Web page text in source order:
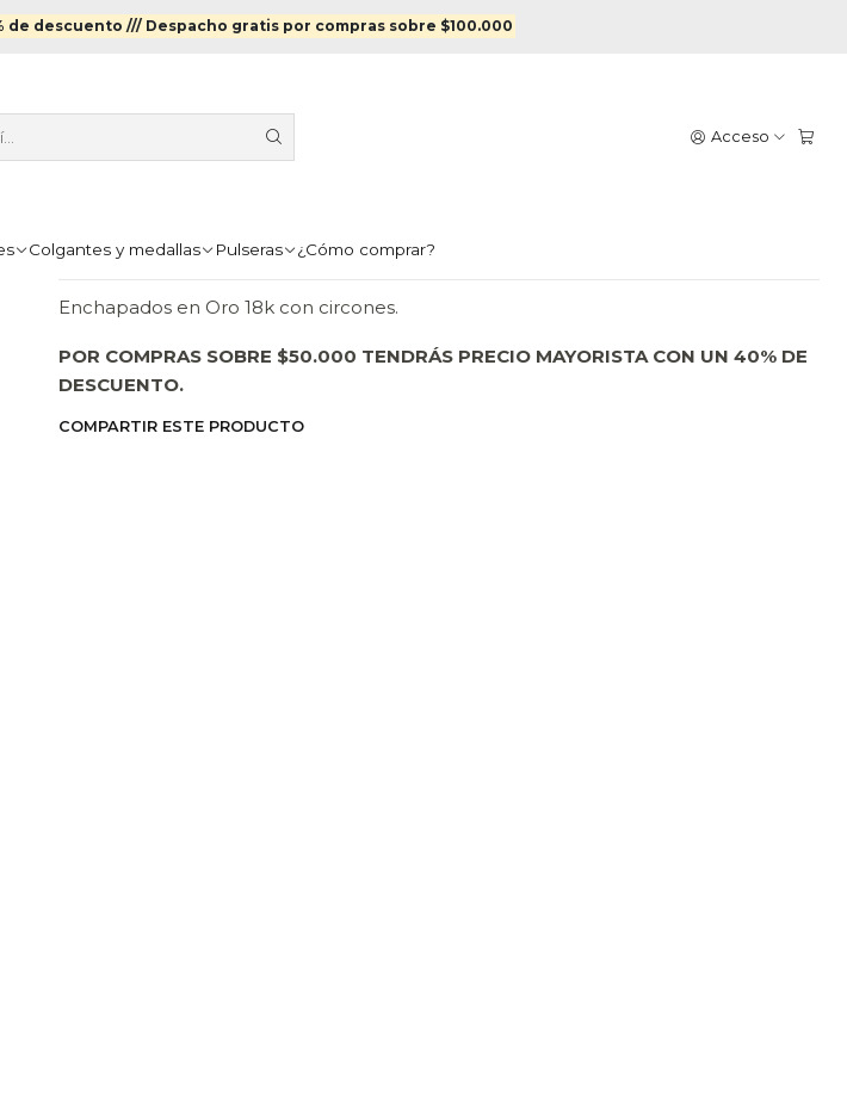
Acceso
Colgantes y medallas Pulseras ¿Cómo comprar?
de descuento /// Despacho gratis por compras sobre $100.000
Oro Aros Ojo Turco Enchapados en Oro
AROS OJO TURCO ENCHAPADOS EN
ORO
DESCRIPCIÓN
Enchapados en Oro 18k con circones.
POR COMPRAS SOBRE $50.000 TENDRÁS PRECIO MAYORISTA CON UN 40% DE
DESCUENTO.
COMPARTIR ESTE PRODUCTO